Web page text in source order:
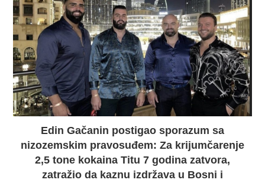
Edin Gačanin postigao sporazum sa
nizozemskim pravosuđem: Za krijumčarenje
2,5 tone kokaina Titu 7 godina zatvora,
zatražio da kaznu izdržava u Bosni i